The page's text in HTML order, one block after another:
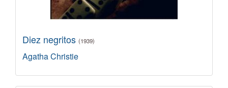
Diez negritos (1939)
Agatha Christie